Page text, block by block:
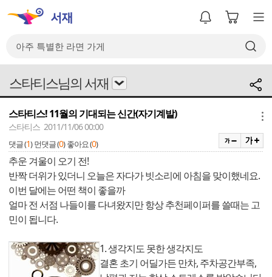
스타티스님의 서재
스타티스! 11월의 기대되는 신간(자기계발)
스타티스 2011/11/06 00:00
댓글 (1) 먼댓글 (0) 좋아요 (0)
추운 겨울이 오기 전!
반짝 더위가 있더니 오늘은 자다가 빗소리에 아침을 맞이했네요.
이번 달에는 어떤 책이 좋을까
얼마 전 서점 나들이를 다녀왔지만 항상 추천페이퍼를 쓸때는 고
민이 됩니다.
1. 생각지도 못한 생각지도
결혼 초기 어딜가든 만차, 주차공간부족,